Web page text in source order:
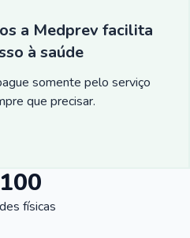
a Medprev facilita
à saúde
somente pelo serviço
que precisar.
físicas